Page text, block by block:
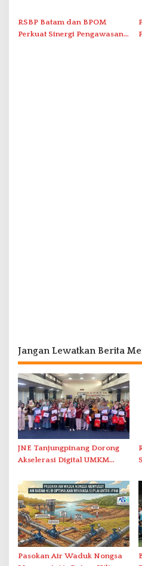
Nusantara’
RSBP Batam dan BPOM
Perkuat Sinergi Pengawasan
Jangan Lewatkan Berita
JNE Tanjungpinang Dorong
Akselerasi Digital UMKM
2026
Pasokan Air Waduk Nongsa